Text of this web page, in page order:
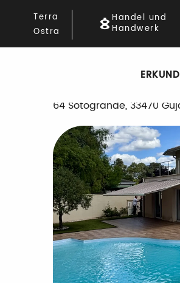
contenu
principal
Terra
Ostra
Handel und
Handwerk
Startseite Maison du Golf
MÖBLIERTE ZIMMER
64 Sotogrande, 33470